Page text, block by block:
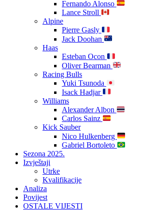
Fernando Alonso
Lance Stroll
Alpine
Pierre Gasly
Jack Doohan
Haas
Esteban Ocon
Oliver Bearman
Racing Bulls
Yuki Tsunoda
Isack Hadjar
Williams
Alexander Albon
Carlos Sainz
Kick Sauber
Nico Hulkenberg
Gabriel Bortoleto
Sezona 2025.
Izvještaji
Utrke
Kvalifikacije
Analiza
Povijest
OSTALE VIJESTI